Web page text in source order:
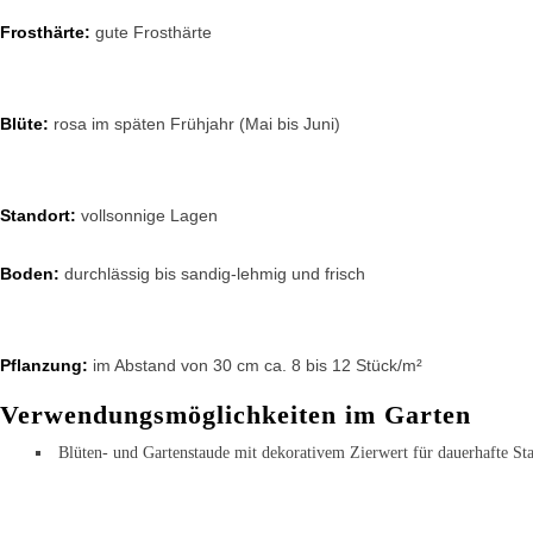
Frosthärte: gute Frosthärte
Blüte: rosa im späten Frühjahr (Mai bis Juni)
Standort: vollsonnige Lagen
Boden: durchlässig bis sandig-lehmig und frisch
Pflanzung: im Abstand von 30 cm ca. 8 bis 12 Stück/m²
Verwendungsmöglichkeiten im Garten
Blüten- und Gartenstaude mit dekorativem Zierwert für dauerhafte